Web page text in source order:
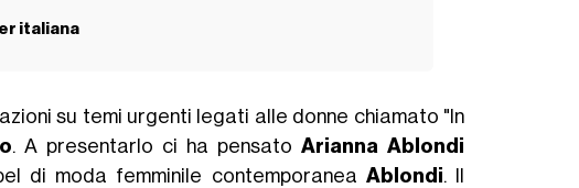
italiana
su temi urgenti legati alle donne chiamato "In
. A presentarlo ci ha pensatoArianna Ablondi
di moda femminile contemporanea Ablondi. Il